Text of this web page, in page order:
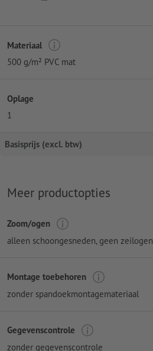
Materiaal
500 g/m² PVC mat
Oplage
1
Basisprijs (excl. btw)
Meer productopties
Zoom/ogen
alleen schoongesneden, geen zeilogen
Montage toebehoren
zonder spandoekmontagemateriaal
Gegevenscontrole
zonder gegevenscontrole